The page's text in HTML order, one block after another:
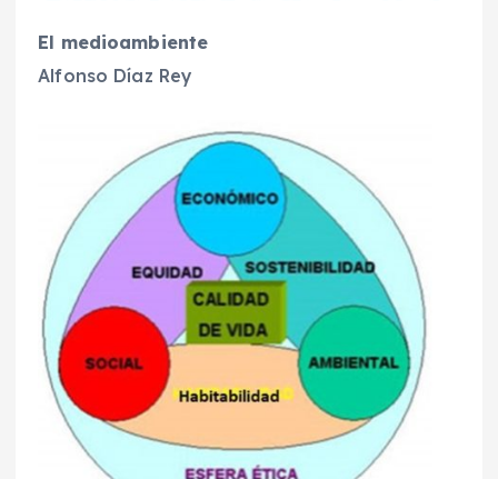
El medioambiente
Alfonso Díaz Rey